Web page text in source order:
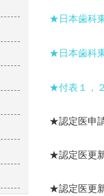
★日本歯科
★日本歯科
★付表１，
★認定医申
★認定医更
★認定医更